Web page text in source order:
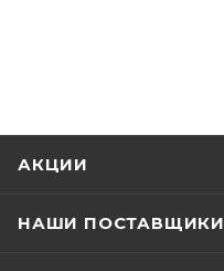
АКЦИИ
НАШИ ПОСТАВЩИКИ